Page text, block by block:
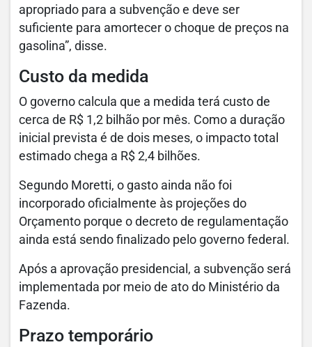
apropriado para a subvenção e deve ser
suficiente para amortecer o choque de preços na
gasolina”, disse.
Custo da medida
O governo calcula que a medida terá custo de
cerca de R$ 1,2 bilhão por mês. Como a duração
inicial prevista é de dois meses, o impacto total
estimado chega a R$ 2,4 bilhões.
Segundo Moretti, o gasto ainda não foi
incorporado oficialmente às projeções do
Orçamento porque o decreto de regulamentação
ainda está sendo finalizado pelo governo federal.
Após a aprovação presidencial, a subvenção será
implementada por meio de ato do Ministério da
Fazenda.
Prazo temporário